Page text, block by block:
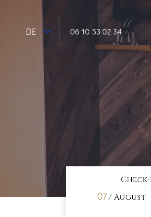
DE 06 10 53 02 34
07/ August